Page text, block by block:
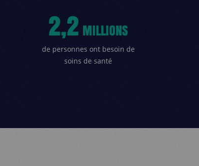
2,2MILLIONS
de personnes ont besoin de
soins de santé